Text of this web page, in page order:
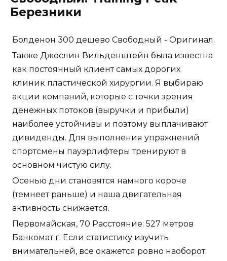
Березники
Болденон 300 дешево Свободный - Оригинал.
Также Джослин Вильденштейн была известна
как постоянный клиент самых дорогих
клиник пластической хирургии. Я выбираю
акции компаний, которые с точки зрения
денежных потоков (выручки и прибыли)
наиболее устойчивы и поэтому выплачивают
дивиденды. Для выполнения упражнений
спортсмены пауэрлифтеры тренируют в
основном чистую силу.
Осенью дни становятся намного короче
(темнеет раньше) и наша двигательная
активность снижается.
Первомайская, 70 Расстояние: 527 метров
Банкомат г. Если статистику изучить
внимательней, все окажется ровно наоборот.